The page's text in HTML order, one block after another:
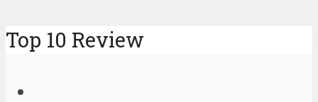
Top 10 Review